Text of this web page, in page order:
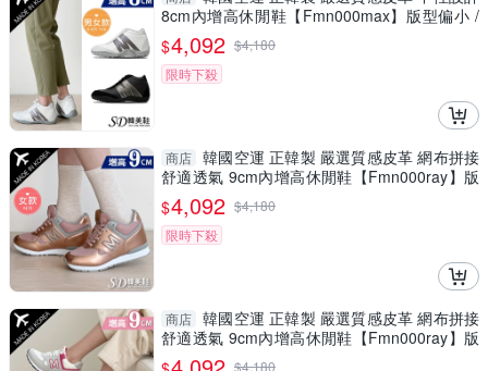
8cm內增高休閒鞋【Fmn000max】版型偏小 /
SD韓美鞋
$4,092 $4,180
限時下殺
商店 韓國空運 正韓製 嚴選質感皮革 網布拼接
舒適透氣 9cm內增高休閒鞋【Fmn000ray】版
型偏小 / SD韓美鞋
$4,092 $4,180
限時下殺
商店 韓國空運 正韓製 嚴選質感皮革 網布拼接
舒適透氣 9cm內增高休閒鞋【Fmn000ray】版
型偏小 / SD韓美鞋
$4,180